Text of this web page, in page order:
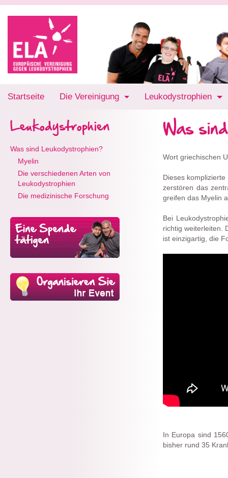
Startseite Die Vereinigung Leukodystrophien
Leukodystrophien
Was sind Leukodystrophien?
Myelin
Die verschiedenen Arten von
Leukodystrophien
Die medizinische Forschung
Was
Wort griechischen
Dieses
zerstören das
greifen das Myelin
Bei
richtig weiterleiten.
ist einzigartig, die
In Europa sind
bisher rund 35